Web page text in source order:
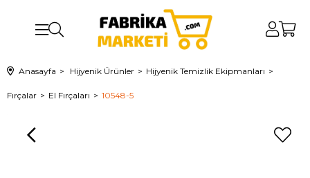
Anasayfa Hijyenik Ürünler Hijyenik Temizlik Ekipmanları
Fırçalar El Fırçaları 10548-5